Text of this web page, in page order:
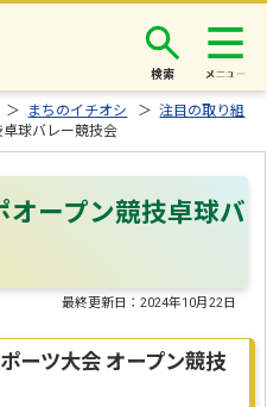
検索
＞ まちのイチオシ ＞注目の取り組
球バレー競技会
オープン競技卓球バ
最終更新日：2024年10月22日
ーツ大会 オープン競技